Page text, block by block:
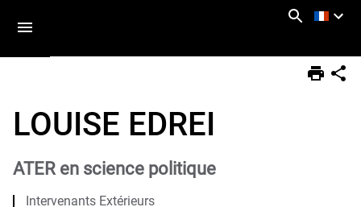
Annuaire
LOUISE EDREI
ATER en science politique
Intervenants Extérieurs